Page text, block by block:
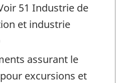
51 Industrie de
et industrie
assurant le
excursions et